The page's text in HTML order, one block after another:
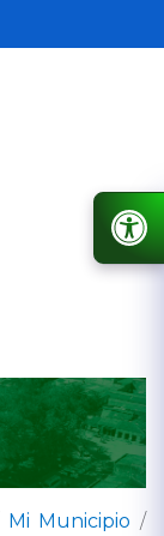
Mi Municipio /